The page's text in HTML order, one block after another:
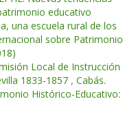
educativo
una escuela rural de los
sobre Patrimonio
Local de Instrucción
1833-1857 , Cabás.
Histórico-Educativo: